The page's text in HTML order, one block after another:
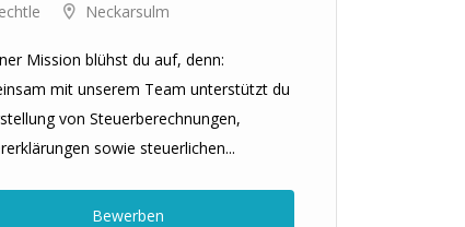
Neckarsulm
Mission blühst du auf, denn:
mit unserem Team unterstützt du
von Steuerberechnungen,
sowie steuerlichen...
Bewerben